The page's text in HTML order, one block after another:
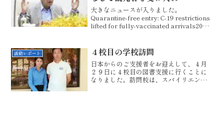
大きなニュースが入りました。
Quarantine-free entry: C-19 restrictions
lifted for fully-vaccinated arrivals2021
活動レポート ４校目の学校訪問
日本からのご支援者をお迎えして、４月
２９日に４校目の図書支援に行くことに
なりました。訪問校は、スバイリエン州